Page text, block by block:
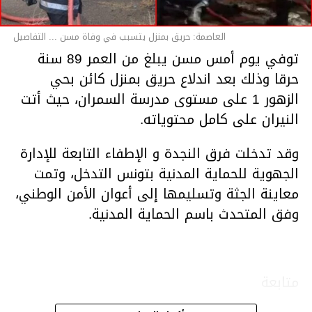
العاصمة: حريق بمنزل يتسبب في وفاة مسن ... التفاصيل
توفي يوم أمس مسن يبلغ من العمر 89 سنة
حرقا وذلك بعد اندلاع حريق بمنزل كائن بحي
الزهور 1 على مستوى مدرسة السمران، حيث أتت
النيران على كامل محتوياته.
وقد تدخلت فرق النجدة و الإطفاء التابعة للإدارة
الجهوية للحماية المدنية بتونس التدخل، وتمت
معاينة الجثة وتسليمها إلى أعوان الأمن الوطني،
وفق المتحدث باسم الحماية المدنية.